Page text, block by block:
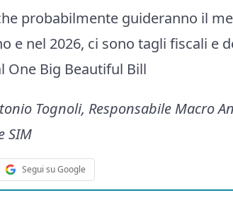
probabilmente guideranno il
e nel 2026, ci sono tagli fiscali
One Big Beautiful Bill
Tognoli, Responsabile Macro
SIM
Segui su Google